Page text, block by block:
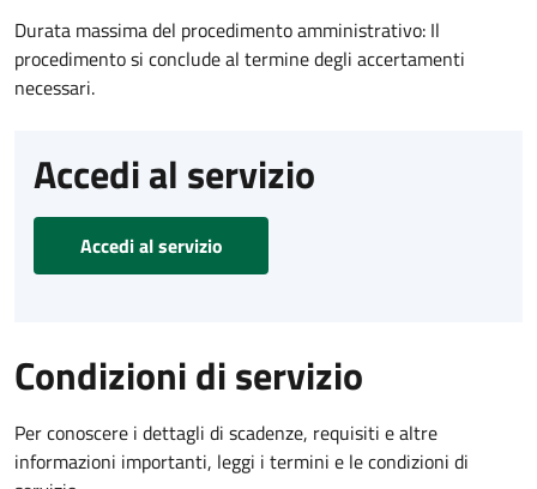
Durata massima del procedimento amministrativo: Il
procedimento si conclude al termine degli accertamenti
necessari.
Accedi al servizio
Accedi al servizio
Condizioni di servizio
Per conoscere i dettagli di scadenze, requisiti e altre
informazioni importanti, leggi i termini e le condizioni di